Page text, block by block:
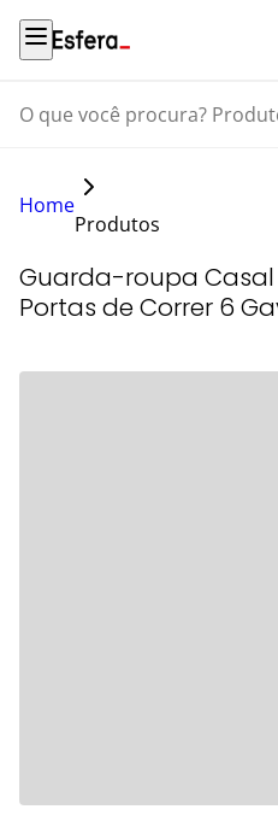
O que você procura? Produtos,
Home
Produtos
Guarda-roupa Casal
Portas de Correr 6